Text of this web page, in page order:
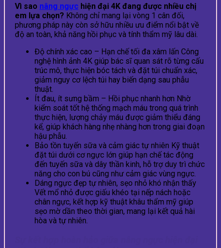
Vì sao nâng ngực hiện đại 4K đang được nhiều chị
em lựa chọn? Không chỉ mang lại vòng 1 cân đối,
phương pháp này còn sở hữu nhiều ưu điểm nổi bật về
độ an toàn, khả năng hồi phục và tính thẩm mỹ lâu dài.
Độ chính xác cao – Hạn chế tối đa xâm lấn Công
nghệ hình ảnh 4K giúp bác sĩ quan sát rõ từng cấu
trúc mô, thực hiện bóc tách và đặt túi chuẩn xác,
giảm nguy cơ lệch túi hay biến dạng sau phẫu
thuật.
Ít đau, ít sưng bầm – Hồi phục nhanh hơn Nhờ
kiểm soát tốt hệ thống mạch máu trong quá trình
thực hiện, lượng chảy máu được giảm thiểu đáng
kể, giúp khách hàng nhẹ nhàng hơn trong giai đoạn
hậu phẫu.
Bảo tồn tuyến sữa và cảm giác tự nhiên Kỹ thuật
đặt túi dưới cơ ngực lớn giúp hạn chế tác động
đến tuyến sữa và dây thần kinh, hỗ trợ duy trì chức
năng cho con bú cũng như cảm giác vùng ngực.
Dáng ngực đẹp tự nhiên, sẹo nhỏ khó nhận thấy
Vết mổ nhỏ được giấu khéo tại nếp nách hoặc
chân ngực, kết hợp kỹ thuật khâu thẩm mỹ giúp
sẹo mờ dần theo thời gian, mang lại kết quả hài
hòa và tự nhiên.